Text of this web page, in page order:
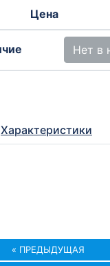
Нет в
Характеристики
« ПРЕДЫДУЩАЯ